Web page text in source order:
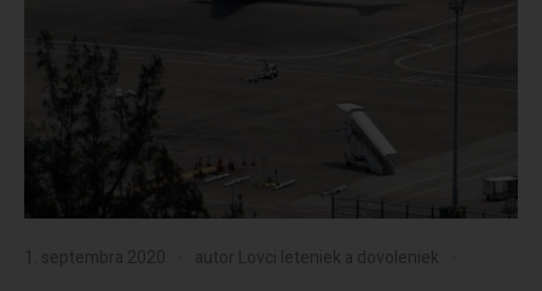
1. septembra 2020 autor Lovci leteniek a dovoleniek